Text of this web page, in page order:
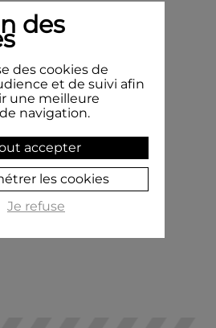
ou en point de retrait
des
des cookies de
et de suivi afin
une meilleure
navigation.
accepter
les cookies
Je refuse